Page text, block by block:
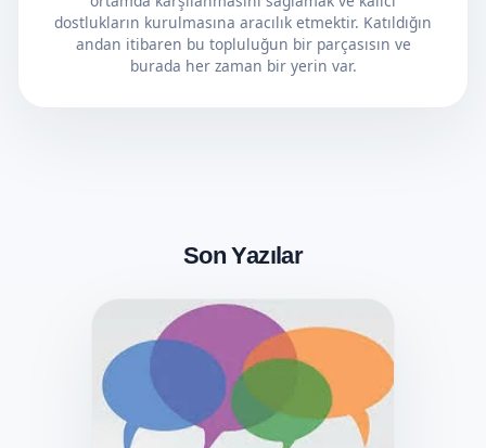
dostlukların kurulmasına aracılık etmektir. Katıldığın
andan itibaren bu topluluğun bir parçasısın ve
burada her zaman bir yerin var.
Son Yazılar